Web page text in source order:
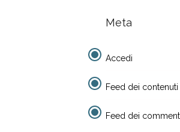
Meta
Accedi
Feed dei contenuti
Feed dei